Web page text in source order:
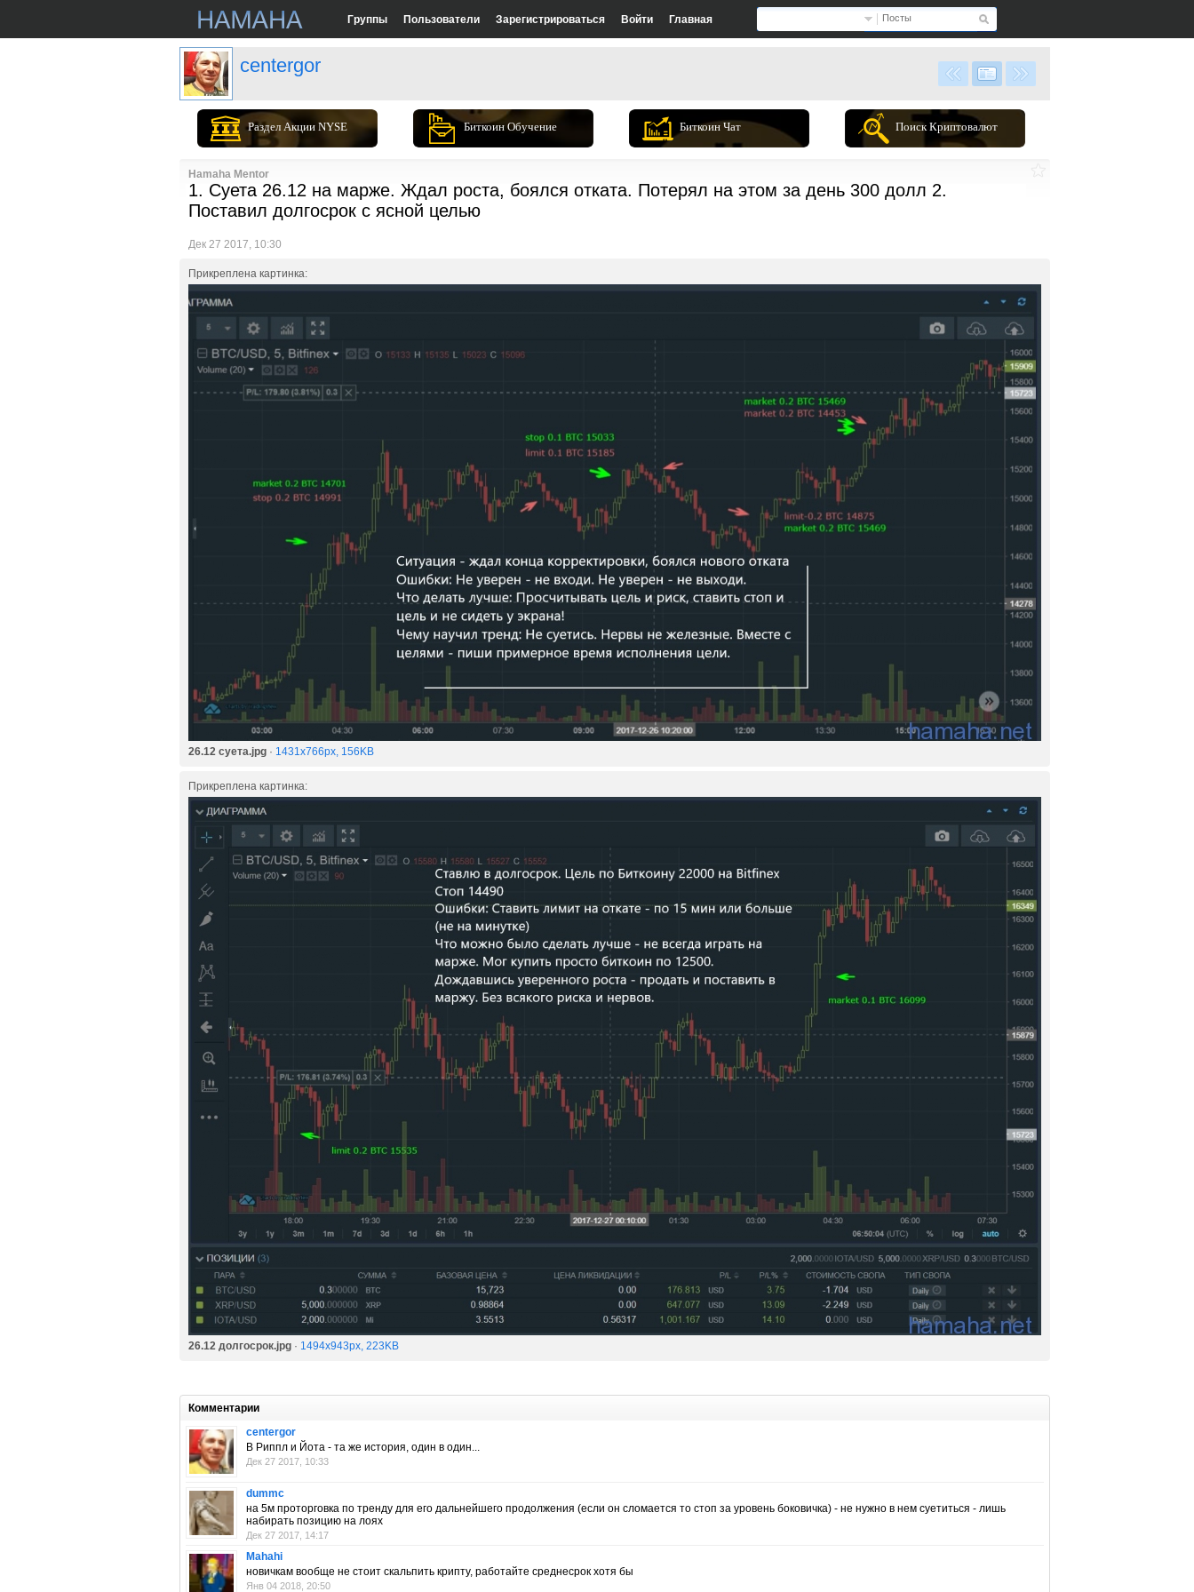
Посты
Группы Пользователи Зарегистрироваться Войти Главная
centergor
Раздел Акции NYSE Биткоин Обучение Биткоин Чат Поиск Криптовалют
Hamaha Mentor
1. Суета 26.12 на марже. Ждал роста, боялся отката. Потерял на этом за день 300 долл 2.
Поставил долгосрок с ясной целью
Дек 27 2017, 10:30
Прикреплена картинка:
26.12 суета.jpg · 1431x766px, 156KB
Прикреплена картинка:
26.12 долгосрок.jpg · 1494x943px, 223KB
Комментарии
centergor
В Риппл и Йота - та же история, один в один...
Дек 27 2017, 10:33
dummc
на 5м проторговка по тренду для его дальнейшего продолжения (если он сломается то стоп за уровень боковичка) - не нужно в нем суетиться - лишь
набирать позицию на лоях
Дек 27 2017, 14:17
Mahahi
новичкам вообще не стоит скальпить крипту, работайте среднесрок хотя бы
Янв 04 2018, 20:50